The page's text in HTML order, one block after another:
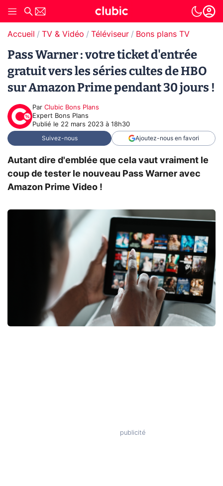
Accueil TV & Vidéo Téléviseur Bons plans TV
Pass Warner : votre ticket d'entrée
gratuit vers les séries cultes de HBO
sur Amazon Prime pendant 30 jours !
Par Clubic Bons Plans
Expert Bons Plans
Publié le 22 mars 2023 à 18h30
Suivez-nous Ajoutez-nous en favori
Autant dire d'emblée que cela vaut vraiment le
coup de tester le nouveau Pass Warner avec
Amazon Prime Video !